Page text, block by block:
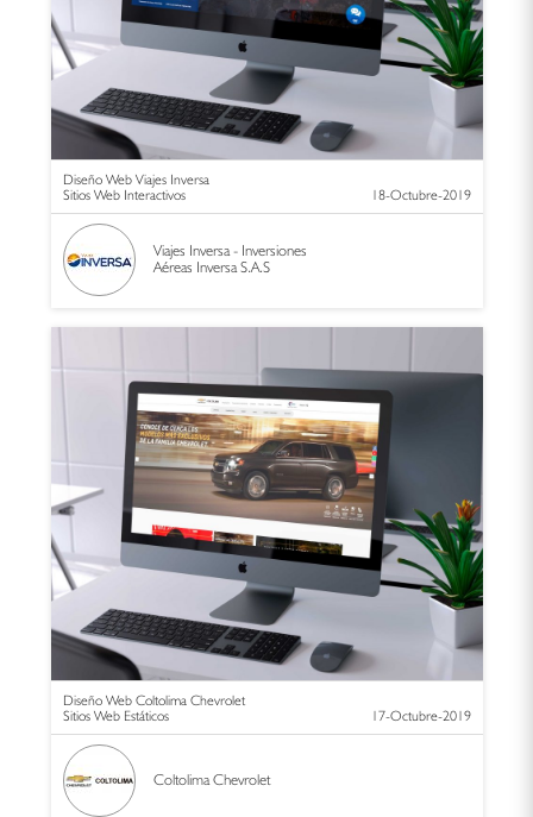
Diseño Web Viajes Inversa
Sitios Web Interactivos
18-Octubre-2019
Viajes Inversa - Inversiones
Aéreas Inversa S.A.S
Diseño Web Coltolima Chevrolet
Sitios Web Estáticos
17-Octubre-2019
Coltolima Chevrolet